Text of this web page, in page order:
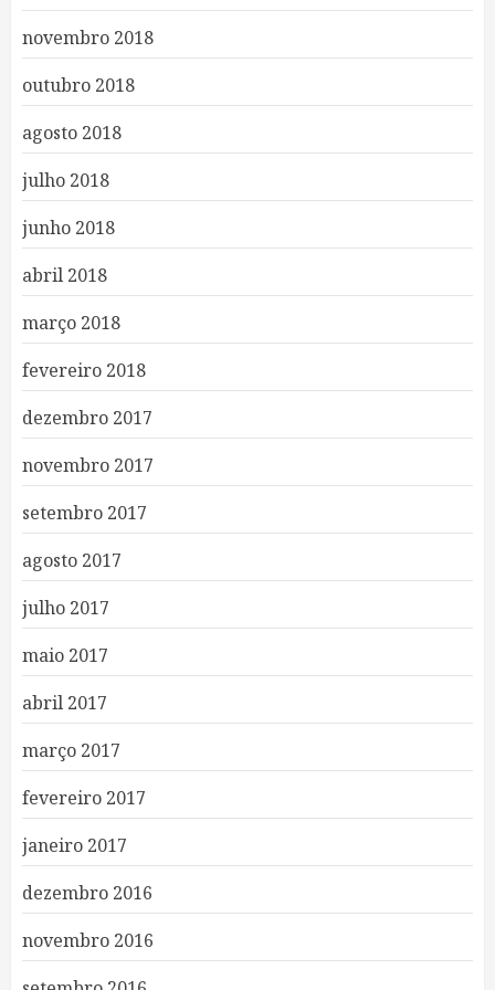
novembro 2018
outubro 2018
agosto 2018
julho 2018
junho 2018
abril 2018
março 2018
fevereiro 2018
dezembro 2017
novembro 2017
setembro 2017
agosto 2017
julho 2017
maio 2017
abril 2017
março 2017
fevereiro 2017
janeiro 2017
dezembro 2016
novembro 2016